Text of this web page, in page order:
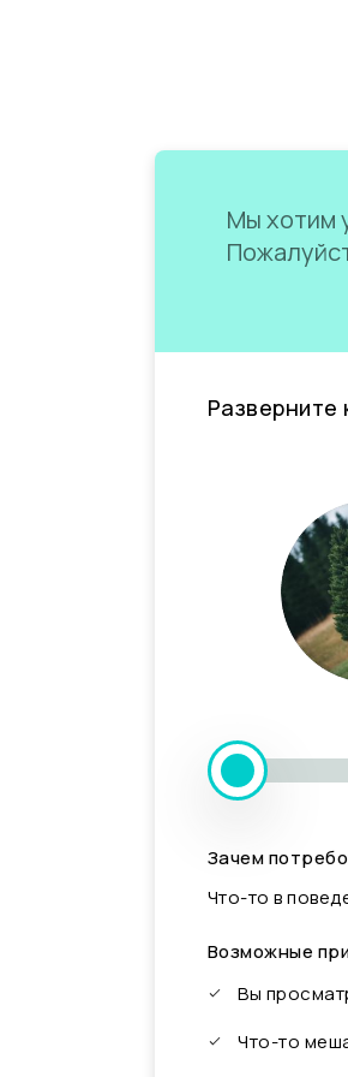
Мы хотим
Разверните
Зачем
Что-то в
Возможные
Вы
Что-то